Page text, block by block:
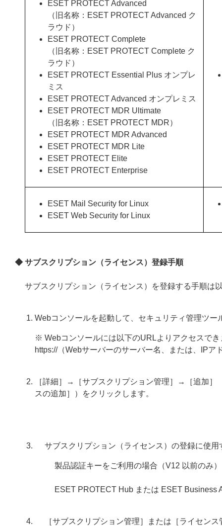
ESET PROTECT Advanced
（旧名称：ESET PROTECT Advanced ク
ラウド）
ESET PROTECT Complete
（旧名称：ESET PROTECT Complete ク
ラウド）
ESET PROTECT Essential Plus オンプレ
ミス
ESET PROTECT Advanced オンプレミス
ESET PROTECT MDR Ultimate
（旧名称：ESET PROTECT MDR）
ESET PROTECT MDR Advanced
ESET PROTECT MDR Lite
ESET PROTECT Elite
ESET PROTECT Enterprise
ESET Mail Security for Linux
ESET Web Security for Linux
◆ サブスクリプション（ライセンス）登録手順
サブスクリプション（ライセンス）を登録する手順は
Webコンソールを起動して、セキュリティ管理ツー
※ Webコンソールには以下のURLよりアクセスでき
https://（Webサーバーのサーバー名、または、IPア
［詳細］→［サブスクリプション管理］→［追加
スの追加］）をクリックします。
サブスクリプション（ライセンス）の登録に使
製品認証キーをご利用の場合（V12 以前のみ）
ESET PROTECT Hub または ESET Business
［サブスクリプション管理］または［ライセン